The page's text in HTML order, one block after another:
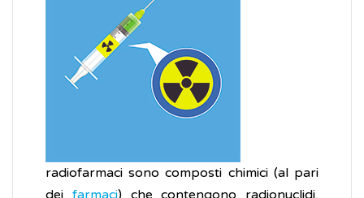
radiofarmaci sono composti chimici (al pari